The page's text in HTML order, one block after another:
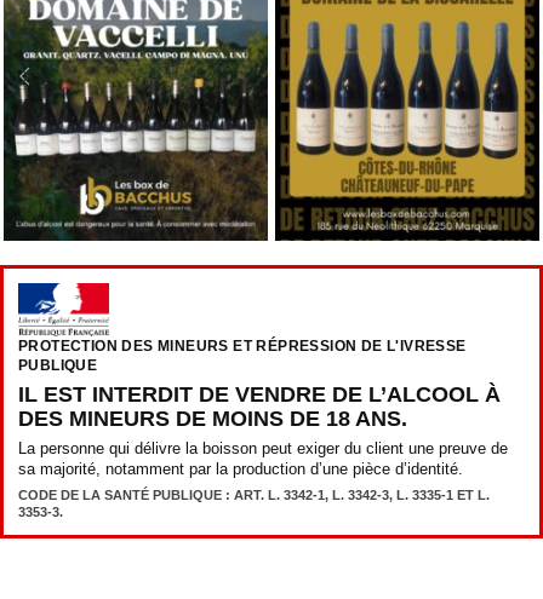
PROTECTION DES MINEURS ET RÉPRESSION DE L'IVRESSE
PUBLIQUE
IL EST INTERDIT DE VENDRE DE L’ALCOOL À
DES MINEURS DE MOINS DE 18 ANS.
La personne qui délivre la boisson peut exiger du client une preuve de
sa majorité, notamment par la production d’une pièce d’identité.
CODE DE LA SANTÉ PUBLIQUE : ART. L. 3342-1, L. 3342-3, L. 3335-1 ET L.
3353-3.